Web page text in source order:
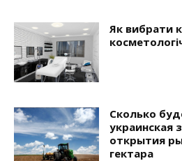
Як вибрати
Сколько
украинская
открытия
гектара